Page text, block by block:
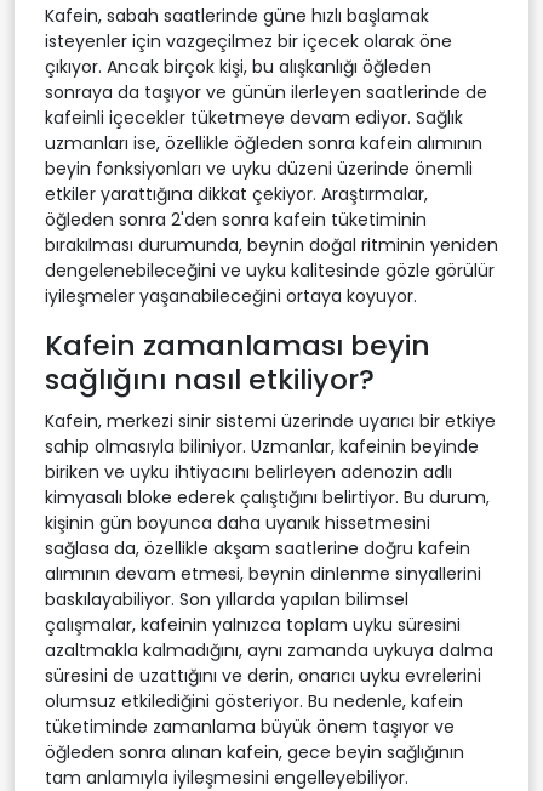
Kafein, sabah saatlerinde güne hızlı başlamak
isteyenler için vazgeçilmez bir içecek olarak öne
çıkıyor. Ancak birçok kişi, bu alışkanlığı öğleden
sonraya da taşıyor ve günün ilerleyen saatlerinde de
kafeinli içecekler tüketmeye devam ediyor. Sağlık
uzmanları ise, özellikle öğleden sonra kafein alımının
beyin fonksiyonları ve uyku düzeni üzerinde önemli
etkiler yarattığına dikkat çekiyor. Araştırmalar,
öğleden sonra 2'den sonra kafein tüketiminin
bırakılması durumunda, beynin doğal ritminin yeniden
dengelenebileceğini ve uyku kalitesinde gözle görülür
iyileşmeler yaşanabileceğini ortaya koyuyor.
Kafein zamanlaması beyin
sağlığını nasıl etkiliyor?
Kafein, merkezi sinir sistemi üzerinde uyarıcı bir etkiye
sahip olmasıyla biliniyor. Uzmanlar, kafeinin beyinde
biriken ve uyku ihtiyacını belirleyen adenozin adlı
kimyasalı bloke ederek çalıştığını belirtiyor. Bu durum,
kişinin gün boyunca daha uyanık hissetmesini
sağlasa da, özellikle akşam saatlerine doğru kafein
alımının devam etmesi, beynin dinlenme sinyallerini
baskılayabiliyor. Son yıllarda yapılan bilimsel
çalışmalar, kafeinin yalnızca toplam uyku süresini
azaltmakla kalmadığını, aynı zamanda uykuya dalma
süresini de uzattığını ve derin, onarıcı uyku evrelerini
olumsuz etkilediğini gösteriyor. Bu nedenle, kafein
tüketiminde zamanlama büyük önem taşıyor ve
öğleden sonra alınan kafein, gece beyin sağlığının
tam anlamıyla iyileşmesini engelleyebiliyor.